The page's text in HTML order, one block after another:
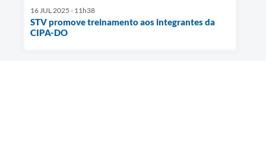
16 JUL 2025 - 11h38
STV promove treinamento aos integrantes da
CIPA-DO